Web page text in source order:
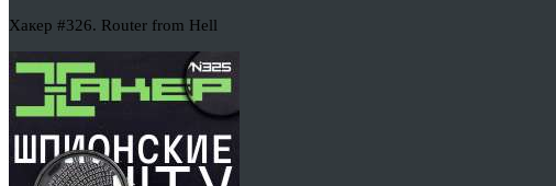
Хакер #326. Router from Hell